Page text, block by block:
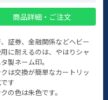
商品詳細・ご注文
証券、金融関係などヘビー
に耐えるのは、やはりシャ
製ネーム印。
は交換が簡単なカートリッ
す
の色は朱色です。